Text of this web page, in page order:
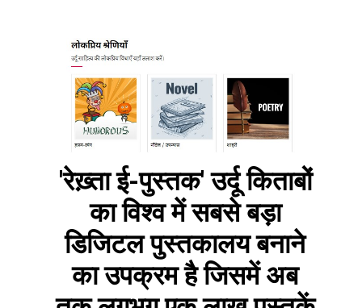
'रेख़्ता ई-पुस्तक' उर्दू किताबों
का विश्व में सबसे बड़ा
डिजिटल पुस्तकालय बनाने
का उपक्रम है जिसमें अब